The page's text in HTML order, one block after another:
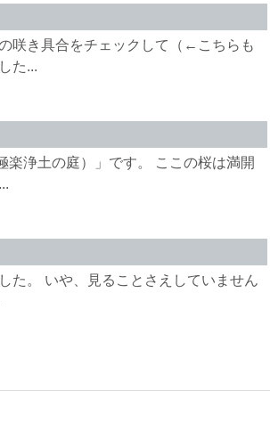
咲き具合をチェックして（←こちらも
た...
浄土の庭）」です。 ここの桜は満開
た。 いや、見ることさえしていません